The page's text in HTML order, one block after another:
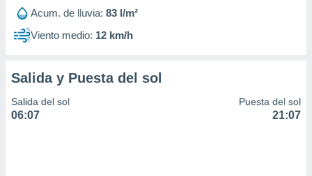
Acum. de lluvia: 83 l/m²
Viento medio: 12 km/h
Salida y Puesta del sol
Salida del sol
06:07
Puesta del sol
21:07